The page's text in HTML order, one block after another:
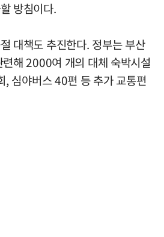
방침이다.
대책도 추진한다. 정부는 부산
해 2000여 개의 대체 숙박시설
, 심야버스 40편 등 추가 교통편